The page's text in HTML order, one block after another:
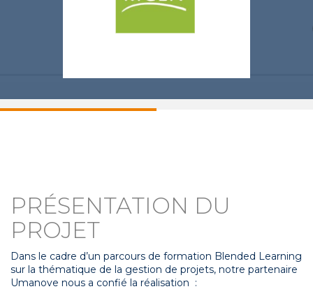
PRÉSENTATION DU
PROJET
Dans le cadre d’un parcours de formation Blended Learning
sur la thématique de la gestion de projets, notre partenaire
Umanove nous a confié la réalisation :